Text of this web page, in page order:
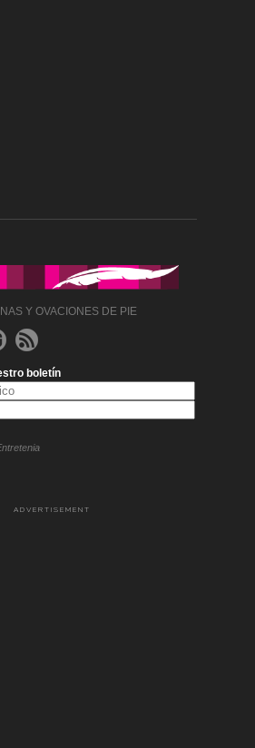
Y OVACIONES DE PIE
boletín
ADVERTISEMENT